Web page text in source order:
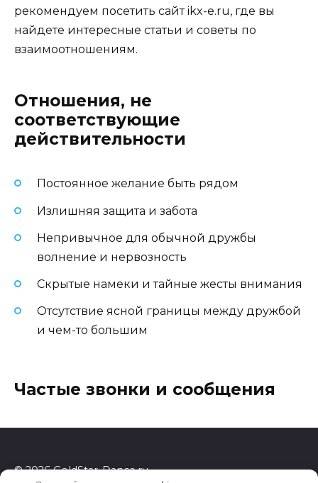
рекомендуем посетить сайтikx-e.ru, где вы
найдете интересные статьи и советы по
взаимоотношениям.
Отношения, не
соответствующие
действительности
Постоянное желание быть рядом
Излишняя защита и забота
Непривычное для обычной дружбы
волнение и нервозность
Скрытые намеки и тайные жесты внимания
Отсутствие ясной границы между дружбой
и чем-то большим
Частые звонки и сообщения
© 2026 GoldStar-Dance.ru